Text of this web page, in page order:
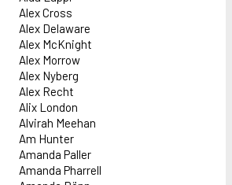
Alex Cross
Alex Delaware
Alex McKnight
Alex Morrow
Alex Nyberg
Alex Recht
Alix London
Alvirah Meehan
Am Hunter
Amanda Paller
Amanda Pharrell